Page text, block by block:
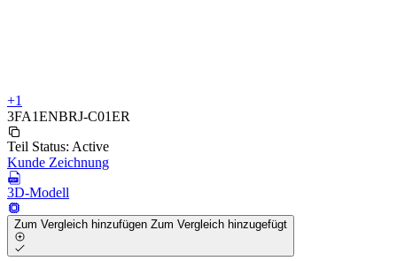
+1
3FA1ENBRJ-C01ER
Teil Status: Active
Kunde Zeichnung
3D-Modell
Zum Vergleich hinzufügen Zum Vergleich hinzugefügt